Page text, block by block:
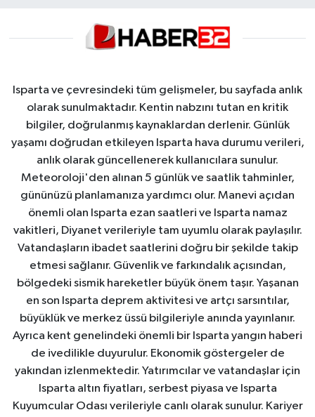
Isparta ve çevresindeki tüm gelişmeler, bu sayfada anlık
olarak sunulmaktadır. Kentin nabzını tutan en kritik
bilgiler, doğrulanmış kaynaklardan derlenir. Günlük
yaşamı doğrudan etkileyen Isparta hava durumu verileri,
anlık olarak güncellenerek kullanıcılara sunulur.
Meteoroloji'den alınan 5 günlük ve saatlik tahminler,
gününüzü planlamanıza yardımcı olur. Manevi açıdan
önemli olan Isparta ezan saatleri ve Isparta namaz
vakitleri, Diyanet verileriyle tam uyumlu olarak paylaşılır.
Vatandaşların ibadet saatlerini doğru bir şekilde takip
etmesi sağlanır. Güvenlik ve farkındalık açısından,
bölgedeki sismik hareketler büyük önem taşır. Yaşanan
en son Isparta deprem aktivitesi ve artçı sarsıntılar,
büyüklük ve merkez üssü bilgileriyle anında yayınlanır.
Ayrıca kent genelindeki önemli bir Isparta yangın haberi
de ivedilikle duyurulur. Ekonomik göstergeler de
yakından izlenmektedir. Yatırımcılar ve vatandaşlar için
Isparta altın fiyatları, serbest piyasa ve Isparta
Kuyumcular Odası verileriyle canlı olarak sunulur. Kariyer